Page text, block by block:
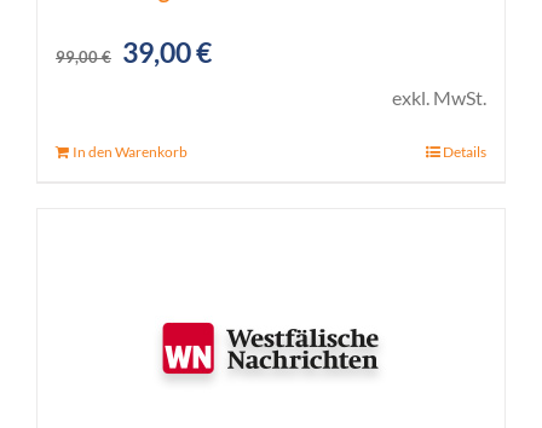
99,00€
Ursprünglicher
39,00€Aktueller
exkl. MwSt.
In den Warenkorb Details